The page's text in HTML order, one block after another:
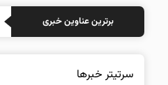
برترین عناوین خبری
سرتیتر خبرها